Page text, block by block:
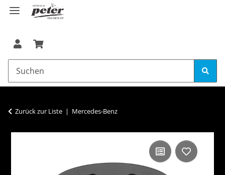
Zurück zur Liste Mercedes-Benz